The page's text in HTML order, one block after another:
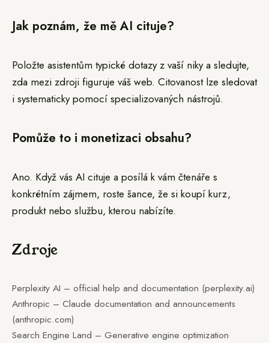
Jak poznám, že mě AI cituje?
Položte asistentům typické dotazy z vaší niky a sledujte,
zda mezi zdroji figuruje váš web. Citovanost lze sledovat
i systematicky pomocí specializovaných nástrojů.
Pomůže to i monetizaci obsahu?
Ano. Když vás AI cituje a posílá k vám čtenáře s
konkrétním zájmem, roste šance, že si koupí kurz,
produkt nebo službu, kterou nabízíte.
Zdroje
Perplexity AI – official help and documentation (perplexity.ai)
Anthropic – Claude documentation and announcements
(anthropic.com)
Search Engine Land – Generative engine optimization